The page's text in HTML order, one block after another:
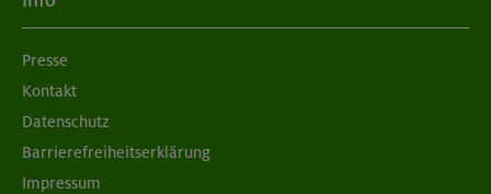
Presse
Kontakt
Datenschutz
Barrierefreiheitserklärung
Impressum